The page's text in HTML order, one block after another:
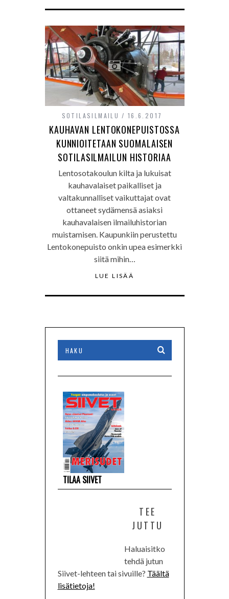
SOTILASILMAILU 16.6.2017
KAUHAVAN LENTOKONEPUISTOSSA
KUNNIOITETAAN SUOMALAISEN
SOTILASILMAILUN HISTORIAA
Lentosotakoulun kilta ja lukuisat
kauhavalaiset paikalliset ja
valtakunnalliset vaikuttajat ovat
ottaneet sydämensä asiaksi
kauhavalaisen ilmailuhistorian
muistamisen. Kaupunkiin perustettu
Lentokonepuisto onkin upea esimerkki
siitä mihin…
LUE LISÄÄ
TILAA SIIVET
TEE
JUTTU
Haluaisitko
tehdä jutun
Siivet-lehteen tai sivuille? Täältä
lisätietoja!